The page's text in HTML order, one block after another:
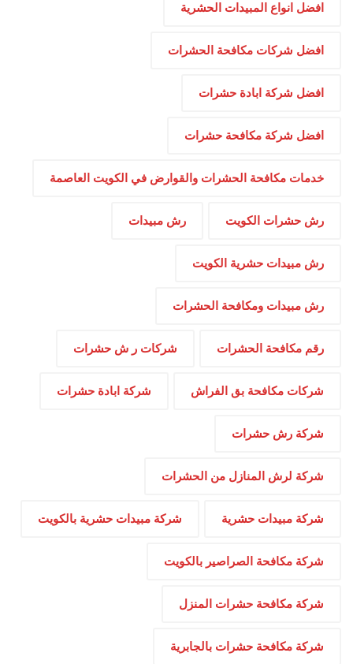
افضل انواع المبيدات الحشرية
افضل شركات مكافحة الحشرات
افضل شركة ابادة حشرات
افضل شركة مكافحة حشرات
خدمات مكافحة الحشرات والقوارض في الكويت العاصمة
رش حشرات الكويت رش مبيدات
رش مبيدات حشرية الكويت
رش مبيدات ومكافحة الحشرات
رقم مكافحة الحشرات شركات ر ش حشرات
شركات مكافحة بق الفراش شركة ابادة حشرات
شركة رش حشرات
شركة لرش المنازل من الحشرات
شركة مبيدات حشرية شركة مبيدات حشرية بالكويت
شركة مكافحة الصراصير بالكويت
شركة مكافحة حشرات المنزل
شركة مكافحة حشرات بالجابرية